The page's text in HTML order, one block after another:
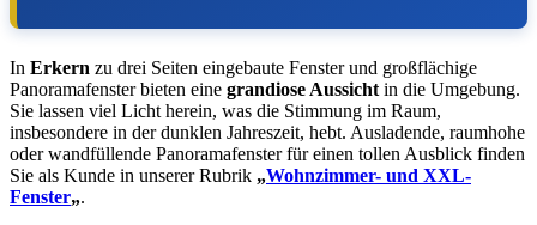
In Erkern zu drei Seiten eingebaute Fenster und großflächige
Panoramafenster bieten eine grandiose Aussicht in die Umgebung.
Sie lassen viel Licht herein, was die Stimmung im Raum,
insbesondere in der dunklen Jahreszeit, hebt. Ausladende, raumhohe
oder wandfüllende Panoramafenster für einen tollen Ausblick finden
Sie als Kunde in unserer Rubrik „Wohnzimmer- und XXL-
Fenster„.